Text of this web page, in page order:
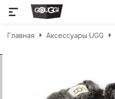
Главная Аксессуары UGG